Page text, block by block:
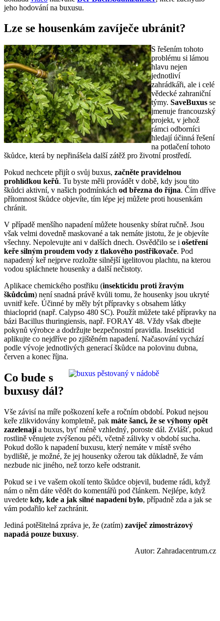
jeho hodování na buxusu.
Lze se housenkám zavíječe ubránit?
S řešením tohoto
problému si lámou
hlavu nejen
jednotliví
zahrádkáři, ale i celé
vědecké zahraniční
týmy. SaveBuxus se
jmenuje francouzský
projekt, v jehož
rámci odborníci
hledají účinná řešení
na potlačení tohoto
škůdce, která by nepřinášela další zátěž pro životní prostředí.
Pokud nechcete přijít o svůj buxus, začněte pravidelnou
prohlídkou keřů. Tu byste měli provádět v době, kdy jsou tito
škůdci aktivní, v našich podmínkách od března do října. Čím dříve
přítomnost škůdce objevíte, tím lépe jej můžete proti housenkám
chránit.
V případě menšího napadení můžete housenky sbírat ručně. Jsou
však velmi dovedně maskované a tak nemáte jistotu, že je objevíte
všechny. Nepolevujte ani v dalších dnech. Osvědčilo se i ošetření
keře silným proudem vody z tlakového postřikovače. Pod
napadený keř nejprve rozložte silnější igelitovou plachtu, na kterou
vodou spláchnete housenky a další nečistoty.
Aplikace chemického postřiku (insekticidu proti žravým
škůdcům) není snadná právě kvůli tomu, že housenky jsou ukryté
uvnitř keře. Účinné by měly být přípravky s obsahem látky
thiacloprid (např. Calypso 480 SC). Použít můžete také přípravky na
bázi Bacillus thuringiensis, např. FORAY 48. Vždy však dbejte
pokynů výrobce a dodržujte bezpečnostní pravidla. Insekticid
aplikujte co nejdříve po zjištěném napadení. Načasování vychází
podle vývoje jednotlivých generací škůdce na polovinu dubna,
červen a konec října.
Co bude s
buxusy dál?
Vše závisí na míře poškození keře a ročním období. Pokud nejsou
keře zlikvidovány kompletně, pak máte šanci, že se výhony opět
zazelenajía buxus, byť méně vzhledný, poroste dál. Zvlášť, pokud
rostlině věnujete zvýšenou péči, včetně zálivky v období sucha.
Pokud došlo k napadení buxusu, který nemáte v místě svého
bydliště, je možné, že jej housenky ožerou tak důkladně, že vám
nezbude nic jiného, než torzo keře odstranit.
Pokud se i ve vašem okolí tento škůdce objevil, budeme rádi, když
nám o něm dáte vědět do komentářů pod článkem. Nejlépe, když
uvedete kdy, kde a jak silné napadení bylo, případně zda a jak se
vám podařilo keř zachránit.
Jediná potěšitelná zpráva je, že (zatím) zavíječ zimostrázový
napadá pouze buxusy.
Autor: Zahradacentrum.cz